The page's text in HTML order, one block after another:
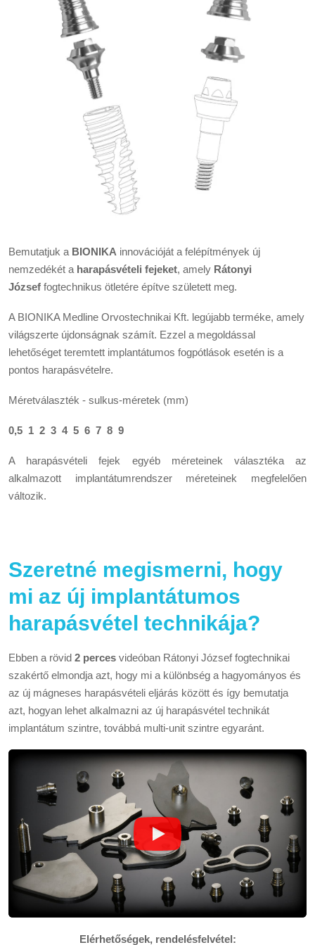
Bemutatjuk a BIONIKA innovációját a felépítmények új
nemzedékét a harapásvételi fejeket, amely Rátonyi
József fogtechnikus ötletére építve született meg.
A BIONIKA Medline Orvostechnikai Kft. legújabb terméke, amely
világszerte újdonságnak számít. Ezzel a megoldással
lehetőséget teremtett implantátumos fogpótlások esetén is a
pontos harapásvételre.
Méretválaszték - sulkus-méretek (mm)
0,5 1 2 3 4 5 6 7 8 9
A harapásvételi fejek egyéb méreteinek választéka az
alkalmazott implantátumrendszer méreteinek megfelelően
változik.
Szeretné megismerni, hogy
mi az új implantátumos
harapásvétel technikája?
Ebben a rövid 2 perces videóban Rátonyi József fogtechnikai
szakértő elmondja azt, hogy mi a különbség a hagyományos és
az új mágneses harapásvételi eljárás között és így bemutatja
azt, hogyan lehet alkalmazni az új harapásvétel technikát
implantátum szintre, továbbá multi-unit szintre egyaránt.
Elérhetőségek, rendelésfelvétel: